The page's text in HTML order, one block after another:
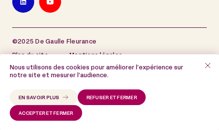
©2025 De Gaulle Fleurance
Plan du site Mentions légales
Politique de protection des données à caractère
personnel
Nous utilisons des cookies pour améliorer l’expérience sur
notre site et mesurer l’audience.
ACCEPTER ET FERMER
REFUSER ET FERMER
EN SAVOIR PLUS